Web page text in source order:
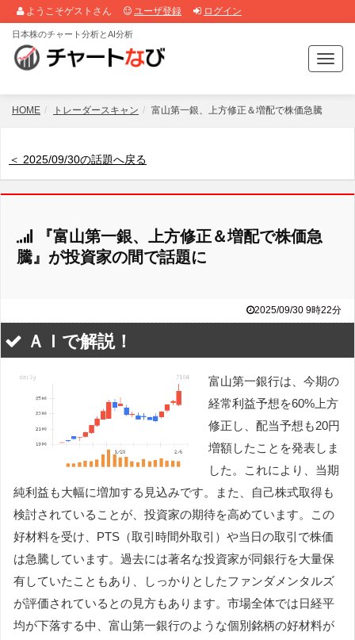
ようこそゲストさん ユーザ登録 ログイン
T
o
g
日本株のチャート分析とAI分析
HOME トレーダースキャン 富山第一銀、上方修正＆増配で株価急騰
＜ 2025/09/30の話題へ戻る
『富山第一銀、上方修正＆増配で株価急
騰』が投資家の間で話題に
2025/09/30 9時22分
ＡＩで解説！
富山第一銀行は、今期の
経常利益予想を60%上方
修正し、配当予想も20円
増額したことを発表しま
した。これにより、当期
純利益も大幅に増加する見込みです。また、自己株式取得も
検討されていることが、投資家の期待を高めています。この
好材料を受け、PTS（取引時間外取引）や当日の取引で株価
は急騰しています。過去には著名な投資家が同銀行を大量保
有していたこともあり、しっかりとしたファンダメンタルズ
が評価されているとの見方もあります。市場全体では日経平
均が下落する中、富山第一銀行のような個別銘柄の好材料が